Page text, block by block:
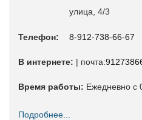
улица, 4/3
Телефон: 8-912-738-66-67
В интернете: | почта:
Время работы: Ежедневно с
Подробнее...